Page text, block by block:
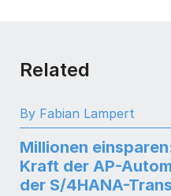
Related
By Fabian Lampert
Millionen
Kraft der AP-
der S/4HANA-